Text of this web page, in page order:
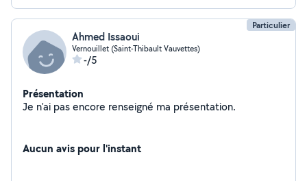
Particulier
Ahmed Issaoui
Vernouillet (Saint-Thibault Vauvettes)
-/5
Présentation
Je n'ai pas encore renseigné ma présentation.
Aucun avis pour l'instant